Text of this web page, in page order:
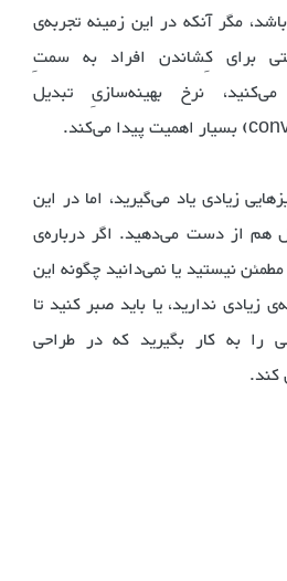
مگر آنکه در این زمینه تجربه‌ی
برای کِشاندن افراد به سمتِ
نرخ بهینه‌سازیِ تبدیل
زیادی یاد می‌گیرید، اما در این
هم از دست می‌‌دهید. اگر درباره‌ی
نیستید یا نمی‌دانید چگونه این
زیادی ندارید، یا باید صبر کنید تا
را به کار بگیرید که در طراحی
کند.